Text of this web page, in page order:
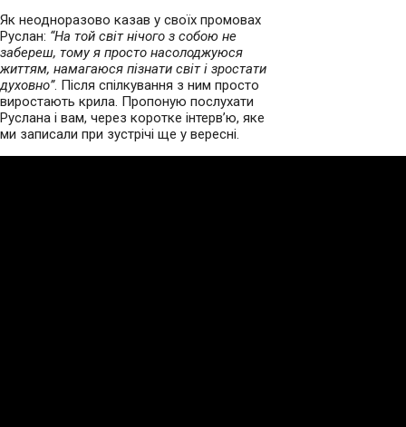
Як неодноразово казав у своїх промовах
Руслан: “На той світ нічого з собою не
забереш, тому я просто насолоджуюся
життям, намагаюся пізнати світ і зростати
духовно”. Після спілкування з ним просто
виростають крила. Пропоную послухати
Руслана і вам, через коротке інтерв’ю, яке
ми записали при зустрічі ще у вересні.